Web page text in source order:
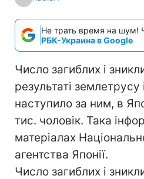
Не трать время на шум!
РБК-Украина в Google
Число загиблих і
результаті
наступило за ним, в
тис. чоловік. Така
матеріалах
агентства Японії.
Число загиблих і